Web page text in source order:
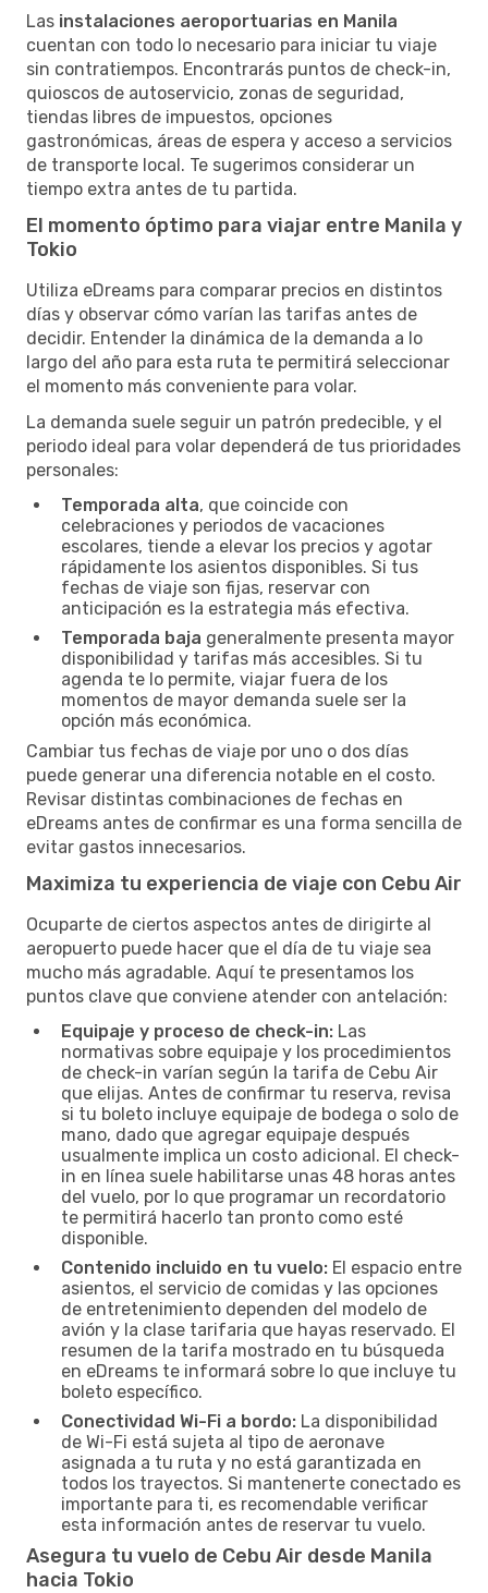
Las instalaciones aeroportuarias en Manila
cuentan con todo lo necesario para iniciar tu viaje
sin contratiempos. Encontrarás puntos de check-in,
quioscos de autoservicio, zonas de seguridad,
tiendas libres de impuestos, opciones
gastronómicas, áreas de espera y acceso a servicios
de transporte local. Te sugerimos considerar un
tiempo extra antes de tu partida.
El momento óptimo para viajar entre Manila y
Tokio
Utiliza eDreams para comparar precios en distintos
días y observar cómo varían las tarifas antes de
decidir. Entender la dinámica de la demanda a lo
largo del año para esta ruta te permitirá seleccionar
el momento más conveniente para volar.
La demanda suele seguir un patrón predecible, y el
periodo ideal para volar dependerá de tus prioridades
personales:
Temporada alta, que coincide con
celebraciones y periodos de vacaciones
escolares, tiende a elevar los precios y agotar
rápidamente los asientos disponibles. Si tus
fechas de viaje son fijas, reservar con
anticipación es la estrategia más efectiva.
Temporada baja generalmente presenta mayor
disponibilidad y tarifas más accesibles. Si tu
agenda te lo permite, viajar fuera de los
momentos de mayor demanda suele ser la
opción más económica.
Cambiar tus fechas de viaje por uno o dos días
puede generar una diferencia notable en el costo.
Revisar distintas combinaciones de fechas en
eDreams antes de confirmar es una forma sencilla de
evitar gastos innecesarios.
Maximiza tu experiencia de viaje con Cebu Air
Ocuparte de ciertos aspectos antes de dirigirte al
aeropuerto puede hacer que el día de tu viaje sea
mucho más agradable. Aquí te presentamos los
puntos clave que conviene atender con antelación:
Equipaje y proceso de check-in: Las
normativas sobre equipaje y los procedimientos
de check-in varían según la tarifa de Cebu Air
que elijas. Antes de confirmar tu reserva, revisa
si tu boleto incluye equipaje de bodega o solo de
mano, dado que agregar equipaje después
usualmente implica un costo adicional. El check-
in en línea suele habilitarse unas 48 horas antes
del vuelo, por lo que programar un recordatorio
te permitirá hacerlo tan pronto como esté
disponible.
Contenido incluido en tu vuelo: El espacio entre
asientos, el servicio de comidas y las opciones
de entretenimiento dependen del modelo de
avión y la clase tarifaria que hayas reservado. El
resumen de la tarifa mostrado en tu búsqueda
en eDreams te informará sobre lo que incluye tu
boleto específico.
Conectividad Wi-Fi a bordo: La disponibilidad
de Wi-Fi está sujeta al tipo de aeronave
asignada a tu ruta y no está garantizada en
todos los trayectos. Si mantenerte conectado es
importante para ti, es recomendable verificar
esta información antes de reservar tu vuelo.
Asegura tu vuelo de Cebu Air desde Manila
hacia Tokio